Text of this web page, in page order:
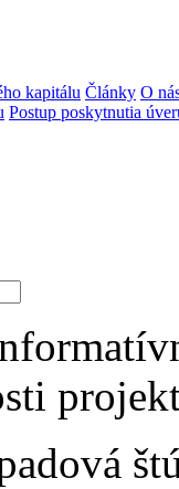
kapitálu Články O
Postup poskytnutia